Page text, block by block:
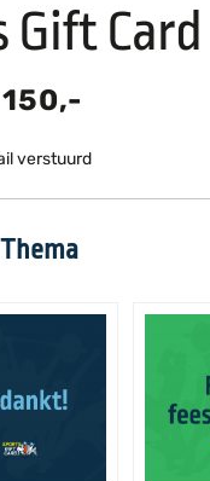
Gift
150,-
verstuurd
Thema